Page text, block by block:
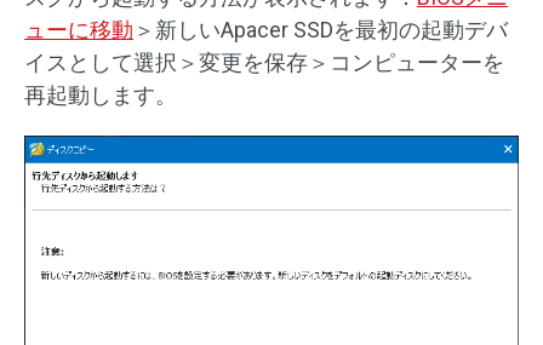
ューに移動 ＞新しいApacer SSDを最初の起動デバ
イスとして選択＞変更を保存＞コンピューターを
再起動します。